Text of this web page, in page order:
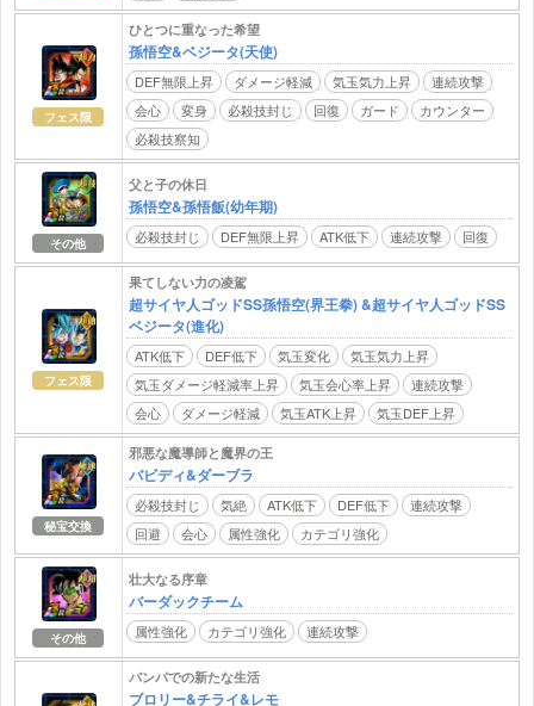
フェス限
ひとつに重なった希望
孫悟空&ベジータ(天使)
DEF無限上昇 ダメージ軽減 気玉気力上昇
連続攻撃
会心
変身 必殺技封じ 回復 ガード
カウンター
必殺技察知
その他
父と子の休日
孫悟空&孫悟飯(幼年期)
必殺技封じ DEF無限上昇 ATK低下 連続攻撃 回復
フェス限
果てしない力の凌駕
超サイヤ人ゴッドSS孫悟空(界王拳) &超サイヤ人ゴッドSS
ベジータ(進化)
ATK低下 DEF低下 気玉変化
気玉気力上昇
気玉ダメージ軽減率上昇
気玉会心率上昇
連続攻撃
会心
ダメージ軽減 気玉ATK上昇 気玉DEF上昇
秘宝交換
邪悪な魔導師と魔界の王
バビディ&ダーブラ
必殺技封じ 気絶 ATK低下 DEF低下
連続攻撃
回避
会心 属性強化 カテゴリ強化
その他
壮大なる序章
バーダックチーム
属性強化 カテゴリ強化 連続攻撃
バンパでの新たな生活
ブロリー&チライ&レモ